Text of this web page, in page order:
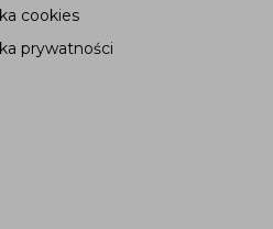
cookies
prywatności